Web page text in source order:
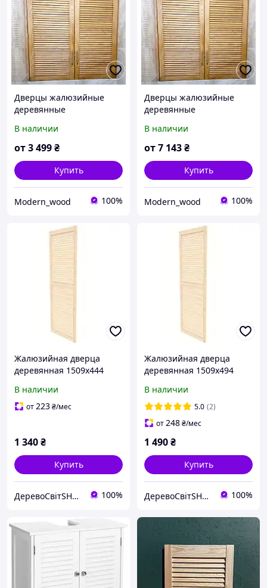
Дверцы жалюзийные
деревянные
В наличии
от3 499₴
Купить
Modern_wood 100%
Дверцы жалюзийные
деревянные
В наличии
от7 143₴
Купить
Modern_wood 100%
Жалюзийная дверца
деревянная 1509х444
В наличии
от223₴/мес
1 340₴
Купить
ДеревоСвітSHOP 100%
Жалюзийная дверца
деревянная 1509х494
В наличии
5.0 (2)
от248₴/мес
1 490₴
Купить
ДеревоСвітSHOP 100%